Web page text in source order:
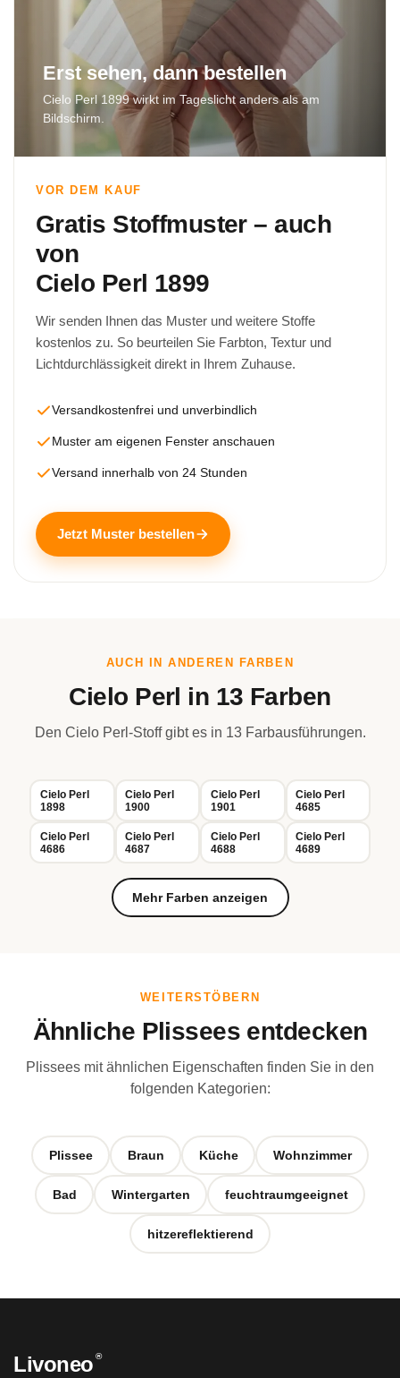
Erst sehen, dann bestellen
Cielo Perl 1899 wirkt im Tageslicht anders als am
Bildschirm.
VOR DEM KAUF
Gratis Stoffmuster – auch
von
Cielo Perl 1899
Wir senden Ihnen das Muster und weitere Stoffe
kostenlos zu. So beurteilen Sie Farbton, Textur und
Lichtdurchlässigkeit direkt in Ihrem Zuhause.
Versandkostenfrei und unverbindlich
Muster am eigenen Fenster anschauen
Versand innerhalb von 24 Stunden
Jetzt Muster bestellen
AUCH IN ANDEREN FARBEN
Cielo Perl in 13 Farben
Den Cielo Perl-Stoff gibt es in 13 Farbausführungen.
Cielo Perl
1898
Cielo Perl
1900
Cielo Perl
1901
Cielo Perl
4685
Cielo Perl
4686
Cielo Perl
4687
Cielo Perl
4688
Cielo Perl
4689
Mehr Farben anzeigen
WEITERSTÖBERN
Ähnliche Plissees entdecken
Plissees mit ähnlichen Eigenschaften finden Sie in den
folgenden Kategorien:
Plissee Braun Küche Wohnzimmer
Bad Wintergarten feuchtraumgeeignet
hitzereflektierend
Livoneo ®